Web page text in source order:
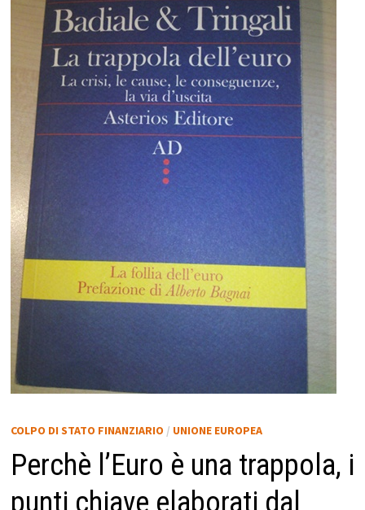
COLPO DI STATO FINANZIARIO / UNIONE EUROPEA
Perchè l’Euro è una trappola, i
punti chiave elaborati dal